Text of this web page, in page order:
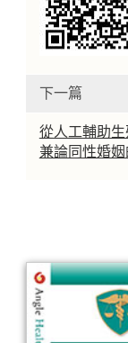
下一篇
從人工輔助
兼論同性婚姻